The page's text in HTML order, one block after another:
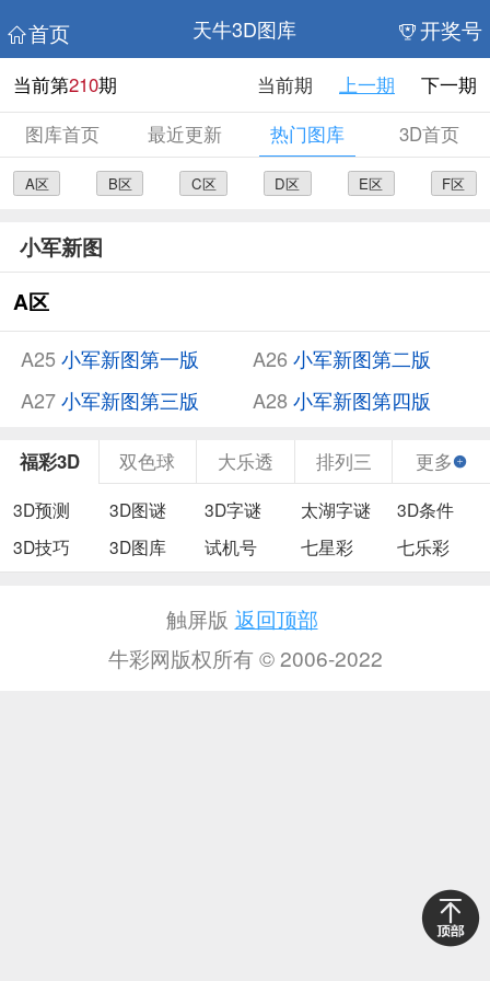
天牛3D图库
首页 开奖号
当前第210期 当前期 上一期
下一期
图库首页
最近更新 热门图库 3D首页
A区 B区 C区 D区 E区 F区
小军新图
A区
A25 小军新图第一版 A26 小军新图第二版
A27小军新图第三版 A28 小军新图第四版
福彩3D 双色球 大乐透 排列三 更多
3D预测 3D图谜 3D字谜 太湖字谜
3D条件
3D技巧
3D图库 试机号 七星彩 七乐彩
触屏版 返回顶部
牛彩网版权所有 © 2006-2022